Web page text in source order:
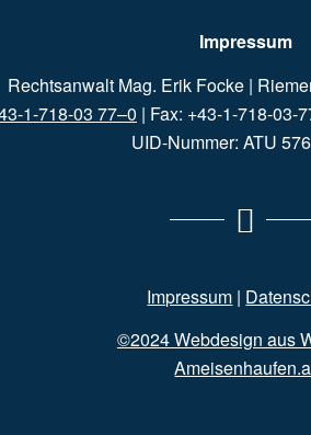
Impressum
Rechtsanwalt Mag. Erik Focke |
1-718-03 77–0 | Fax: +43-1-718-03-
UID-Nummer: ATU
Impressum |
©2024 Webdesign aus